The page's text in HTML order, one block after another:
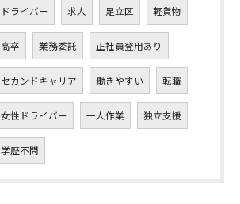
ドライバー 求人 足立区 軽貨物
高卒 業務委託 正社員登用あり
セカンドキャリア 働きやすい 転職
女性ドライバー 一人作業 独立支援
学歴不問